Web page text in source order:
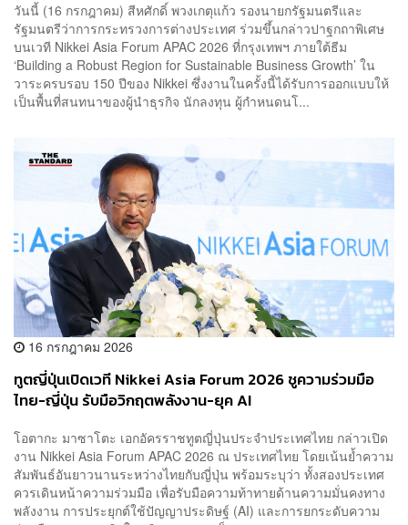
วันนี้ (16 กรกฎาคม) สีหศักดิ์ พวงเกตุแก้ว รองนายกรัฐมนตรีและ
รัฐมนตรีว่าการกระทรวงการต่างประเทศ ร่วมขึ้นกล่าวปาฐกถาพิเศษ
บนเวที Nikkei Asia Forum APAC 2026 ที่กรุงเทพฯ ภายใต้ธีม
‘Building a Robust Region for Sustainable Business Growth’ ใน
วาระครบรอบ 150 ปีของ Nikkei ซึ่งงานในครั้งนี้ได้รับการออกแบบให้
เป็นพื้นที่สนทนาของผู้นำธุรกิจ นักลงทุน ผู้กำหนดนโ...
16 กรกฎาคม 2026
ทูตญี่ปุ่นเปิดเวที Nikkei Asia Forum 2026 ชูความร่วมมือ
ไทย-ญี่ปุ่น รับมือวิกฤตพลังงาน-ยุค AI
โอตากะ มาซาโตะ เอกอัครราชทูตญี่ปุ่นประจำประเทศไทย กล่าวเปิด
งาน Nikkei Asia Forum APAC 2026 ณ ประเทศไทย โดยเน้นย้ำความ
สัมพันธ์อันยาวนานระหว่างไทยกับญี่ปุ่น พร้อมระบุว่า ทั้งสองประเทศ
ควรเดินหน้าความร่วมมือ เพื่อรับมือความท้าทายด้านความมั่นคงทาง
พลังงาน การประยุกต์ใช้ปัญญาประดิษฐ์ (AI) และการยกระดับความ